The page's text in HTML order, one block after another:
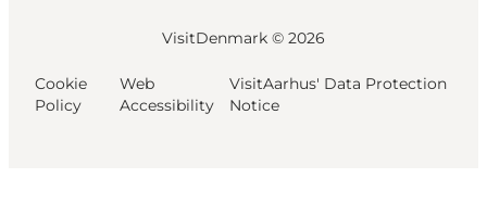
VisitDenmark © 2026
Cookie
Policy
Web
Accessibility
VisitAarhus' Data Protection
Notice